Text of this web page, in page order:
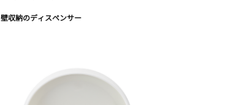
壁収納のディスペンサー